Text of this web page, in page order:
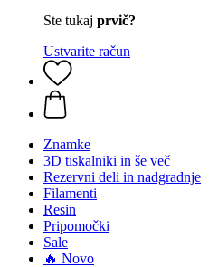
Ste tukaj prvič?
Ustvarite račun
Znamke
3D tiskalniki in še več
Rezervni deli in nadgradnje
Filamenti
Resin
Pripomočki
Sale
🔥 Novo